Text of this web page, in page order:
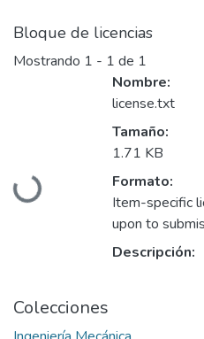
Bloque de licencias
Mostrando 1 - 1 de 1
Cargando...
Nombre:
license.txt
Tamaño:
1.71 KB
Formato:
Item-specific
upon to
Descripción:
Colecciones